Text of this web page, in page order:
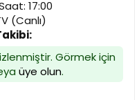
17:00
(Canlı)
Görmek için
üye olun.